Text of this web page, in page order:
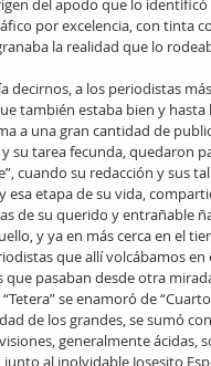
del apodo que lo
por excelencia, con tinta
la realidad que lo
decirnos, a los periodistas
también estaba bien y
a una gran cantidad de
su tarea fecunda, quedaron
cuando su redacción y sus
esa etapa de su vida,
de su querido y entrañable
y ya en más cerca en el
que allí volcábamos
que pasaban desde otra
se enamoró de
de los grandes, se sumó
generalmente ácidas,
al inolvidable Josesito